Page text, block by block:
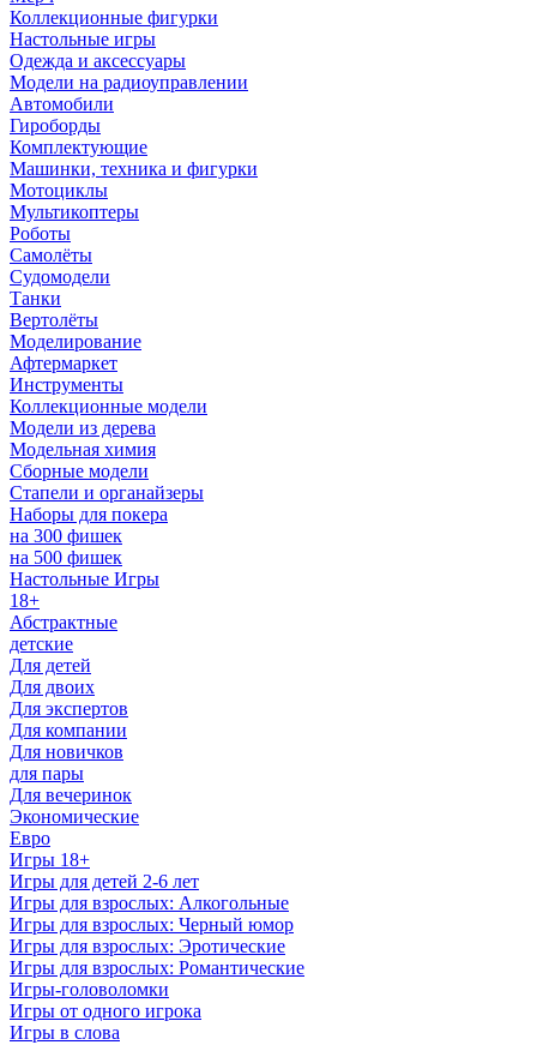
Коллекционные фигурки
Настольные игры
Одежда и аксессуары
Модели на радиоуправлении
Автомобили
Гироборды
Комплектующие
Машинки, техника и фигурки
Мотоциклы
Мультикоптеры
Роботы
Самолёты
Судомодели
Танки
Вертолёты
Моделирование
Афтермаркет
Инструменты
Коллекционные модели
Модели из дерева
Модельная химия
Сборные модели
Стапели и органайзеры
Наборы для покера
на 300 фишек
на 500 фишек
Настольные Игры
18+
Абстрактные
детские
Для детей
Для двоих
Для экспертов
Для компании
Для новичков
для пары
Для вечеринок
Экономические
Евро
Игры 18+
Игры для детей 2-6 лет
Игры для взрослых: Алкогольные
Игры для взрослых: Черный юмор
Игры для взрослых: Эротические
Игры для взрослых: Романтические
Игры-головоломки
Игры от одного игрока
Игры в слова